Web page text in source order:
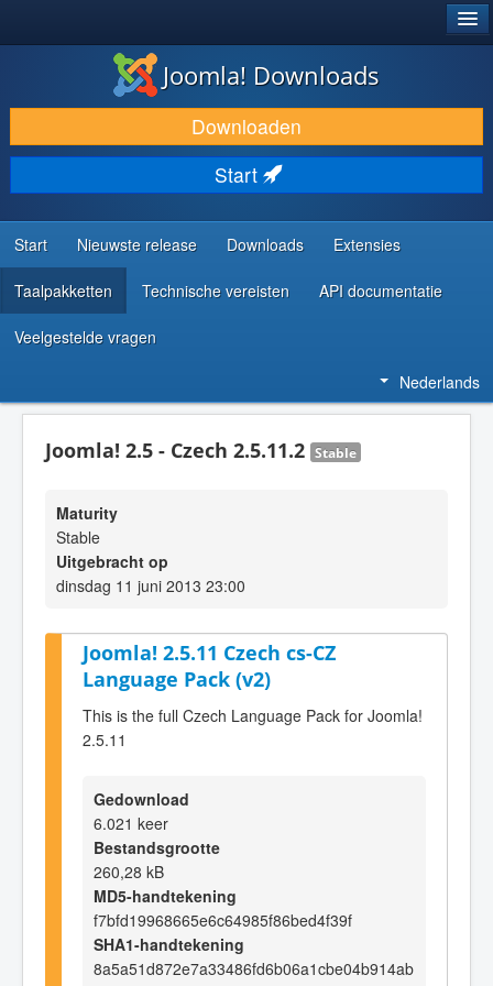
DOWNLOAD & BREID UIT
ONTDEK & LEER
COMMUNITY & ONDERSTEUNING
ONTWIKKELAARSBRONNEN
Joomla! Downloads
Downloaden
Start
Start Nieuwste release Downloads Extensies
Taalpakketten Technische vereisten API documentatie
Veelgestelde vragen
Nederlands
Joomla! 2.5 - Czech 2.5.11.2 Stable
Maturity
Stable
Uitgebracht op
dinsdag 11 juni 2013 23:00
Joomla! 2.5.11 Czech cs-CZ
Language Pack (v2)
This is the full Czech Language Pack for Joomla!
2.5.11
Gedownload
6.021 keer
Bestandsgrootte
260,28 kB
MD5-handtekening
f7bfd19968665e6c64985f86bed4f39f
SHA1-handtekening
8a5a51d872e7a33486fd6b06a1cbe04b914ab